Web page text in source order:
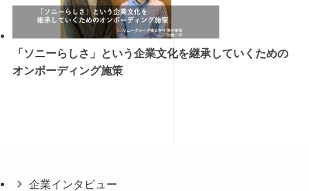
「ソニーらしさ」という企業文化を継承していくための
オンボーディング施策
企業インタビュー